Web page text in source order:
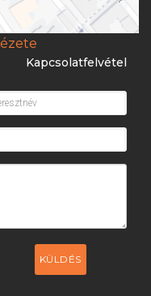
Kapcsolatfelvétel
KÜLDÉS